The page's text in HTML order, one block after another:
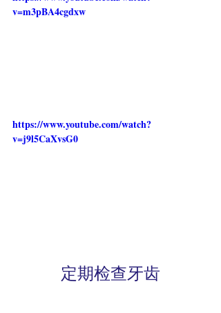
v=m3pBA4cgdxw
https://www.youtube.com/watch?
v=j9l5CaXvsG0
定期检查牙齿